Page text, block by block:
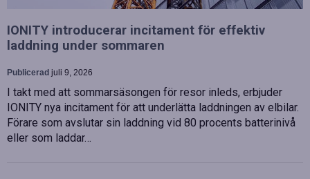
IONITY introducerar incitament för effektiv
laddning under sommaren
Publicerad juli 9, 2026
I takt med att sommarsäsongen för resor inleds, erbjuder
IONITY nya incitament för att underlätta laddningen av elbilar.
Förare som avslutar sin laddning vid 80 procents batterinivå
eller som laddar…